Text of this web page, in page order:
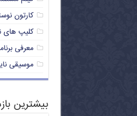
کارتون
کلیپ های
معرفی
موسیقی
بیشترین